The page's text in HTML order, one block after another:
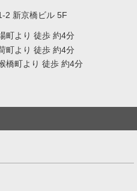
2 新京橋ビル 5F
町より 徒歩 約4分
町より 徒歩 約4分
橋町より 徒歩 約4分